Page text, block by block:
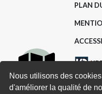
Nous utilisons des
d'améliorer la qualité de
PLAN